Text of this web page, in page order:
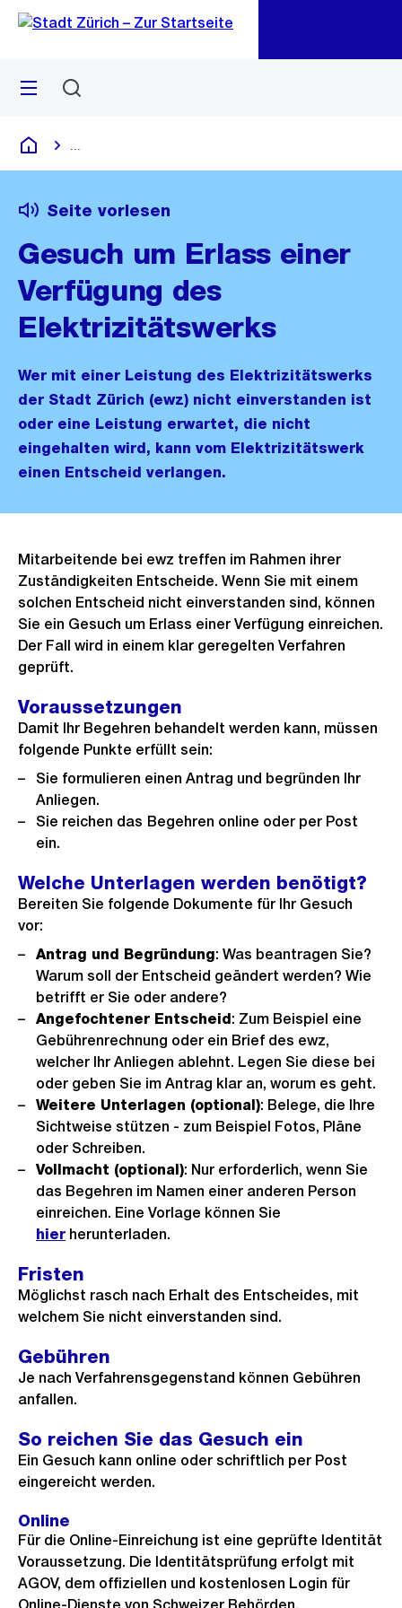
Navigation
Sprunglink
Menü
Deutsch
Seite vorlesen
Gesuch um Erlass einer
Verfügung des
Elektrizitätswerks
Wer mit einer Leistung des Elektrizitätswerks
der Stadt Zürich (ewz) nicht einverstanden ist
oder eine Leistung erwartet, die nicht
eingehalten wird, kann vom Elektrizitätswerk
einen Entscheid verlangen.
Mitarbeitende bei ewz treffen im Rahmen ihrer
Zuständigkeiten Entscheide. Wenn Sie mit einem
solchen Entscheid nicht einverstanden sind, können
Sie ein Gesuch um Erlass einer Verfügung einreichen.
Der Fall wird in einem klar geregelten Verfahren
geprüft.
Voraussetzungen
Damit Ihr Begehren behandelt werden kann, müssen
folgende Punkte erfüllt sein:
Sie formulieren einen Antrag und begründen Ihr
Anliegen.
Sie reichen das Begehren online oder per Post
ein.
Welche Unterlagen werden benötigt?
Bereiten Sie folgende Dokumente für Ihr Gesuch
vor:
Antrag und Begründung: Was beantragen Sie?
Warum soll der Entscheid geändert werden? Wie
betrifft er Sie oder andere?
Angefochtener Entscheid: Zum Beispiel eine
Gebührenrechnung oder ein Brief des ewz,
welcher Ihr Anliegen ablehnt. Legen Sie diese bei
oder geben Sie im Antrag klar an, worum es geht.
Weitere Unterlagen (optional): Belege, die Ihre
Sichtweise stützen - zum Beispiel Fotos, Pläne
oder Schreiben.
Vollmacht (optional): Nur erforderlich, wenn Sie
das Begehren im Namen einer anderen Person
einreichen. Eine Vorlage können Sie
hier herunterladen.
Fristen
Möglichst rasch nach Erhalt des Entscheides, mit
welchem Sie nicht einverstanden sind.
Gebühren
Je nach Verfahrensgegenstand können Gebühren
anfallen.
So reichen Sie das Gesuch ein
Ein Gesuch kann online oder schriftlich per Post
eingereicht werden.
Online
Für die Online-Einreichung ist eine geprüfte Identität
Voraussetzung. Die Identitätsprüfung erfolgt mit
AGOV, dem offiziellen und kostenlosen Login für